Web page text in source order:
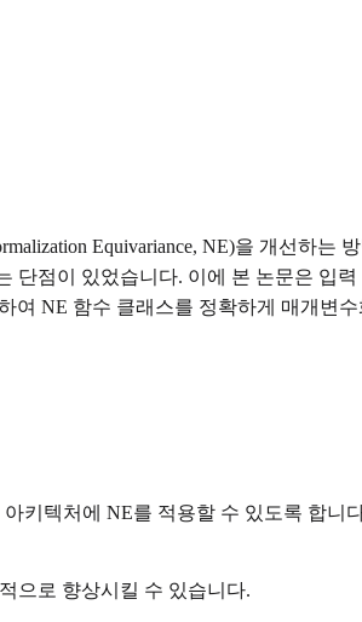
Equivariance, NE)을 개선하는
점이 있었습니다. 이에 본 논문은 입
여 NE 함수 클래스를 정확하게 매개변
키텍처에 NE를 적용할 수 있도록 합니
으로 향상시킬 수 있습니다.